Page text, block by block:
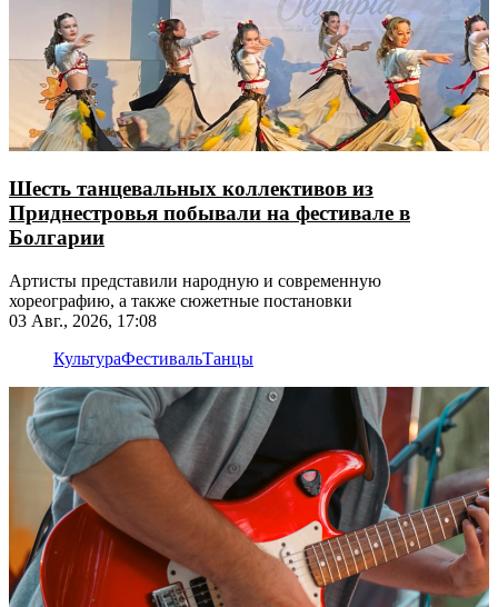
Шесть танцевальных коллективов из
Приднестровья побывали на фестивале в
Болгарии
Артисты представили народную и современную
хореографию, а также сюжетные постановки
03 Авг., 2026, 17:08
КультураФестивальТанцы